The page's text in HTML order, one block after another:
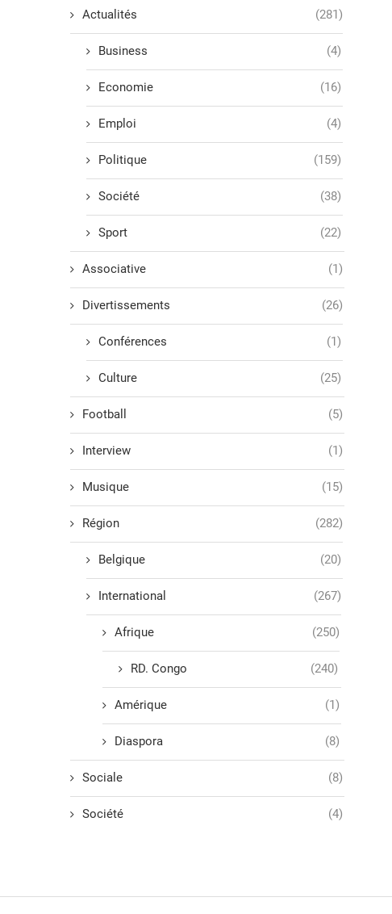
Actualités (281)
Business (4)
Economie (16)
Emploi (4)
Politique (159)
Société (38)
Sport (22)
Associative (1)
Divertissements (26)
Conférences (1)
Culture (25)
Football (5)
Interview (1)
Musique (15)
Région (282)
Belgique (20)
International (267)
Afrique (250)
RD. Congo (240)
Amérique (1)
Diaspora (8)
Sociale (8)
Société (4)